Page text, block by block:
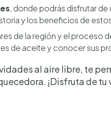
, donde podrás disfrutar de
y los beneficios de
de la región y el proceso
de aceite y conocer sus
al aire libre, te
¡Disfruta de tu